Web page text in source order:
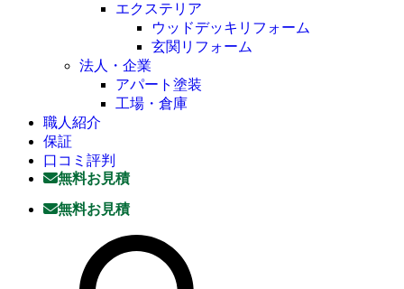
エクステリア
ウッドデッキリフォーム
玄関リフォーム
法人・企業
アパート塗装
工場・倉庫
職人紹介
保証
口コミ評判
無料お見積
無料お見積